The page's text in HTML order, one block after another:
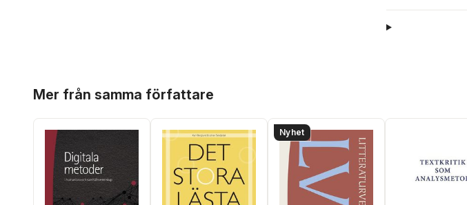
Mer från samma författare
Nyhet